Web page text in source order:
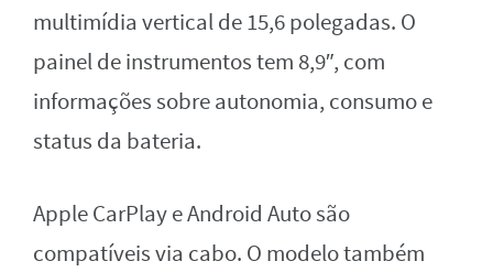
multimídia vertical de 15,6 polegadas. O
painel de instrumentos tem 8,9″, com
informações sobre autonomia, consumo e
status da bateria.
Apple CarPlay e Android Auto são
compatíveis via cabo. O modelo também